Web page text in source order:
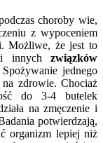
choroby wie,
z wypoceniem
Możliwe, że jest to
innychzwiązków
jednego
zdrowie. Chociaż
do 3-4 butelek
na zmęczenie i
potwierdzają,
organizm lepiej niż